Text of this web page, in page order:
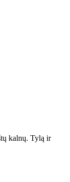
kalnų. Tylą ir